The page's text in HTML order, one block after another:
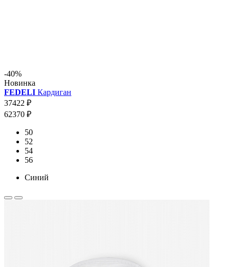
-40%
Новинка
FEDELI Кардиган
37422 ₽
62370 ₽
50
52
54
56
Синий